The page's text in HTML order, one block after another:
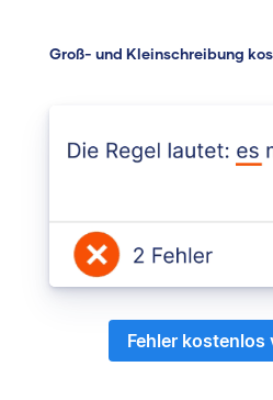
Groß- und Kleinschreibung
Fehler kostenlos